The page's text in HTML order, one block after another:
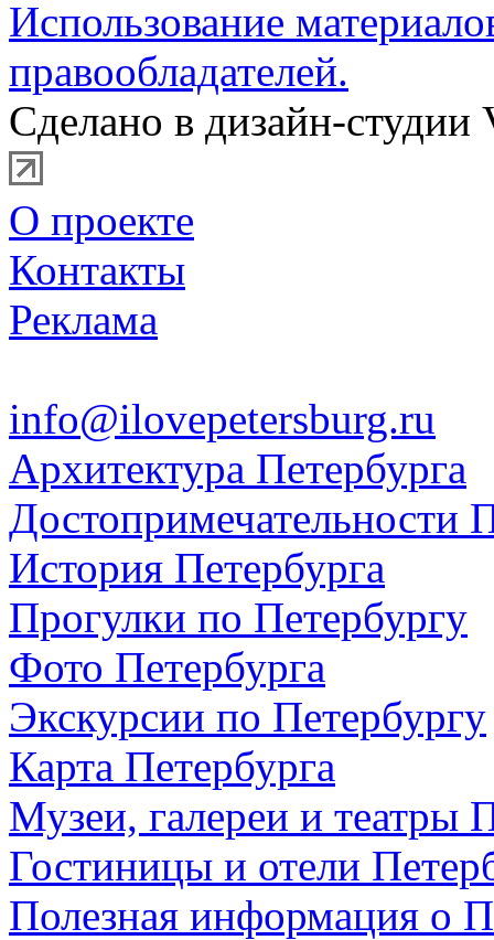
Использование
правообладателей.
Сделано в дизайн-студии
О проекте
Контакты
Реклама
info@ilovepetersburg.ru
Архитектура Петербурга
Достопримечательности
История Петербурга
Прогулки по Петербургу
Фото Петербурга
Экскурсии по Петербургу
Карта Петербурга
Музеи, галереи и театры
Гостиницы и отели
Полезная информация о